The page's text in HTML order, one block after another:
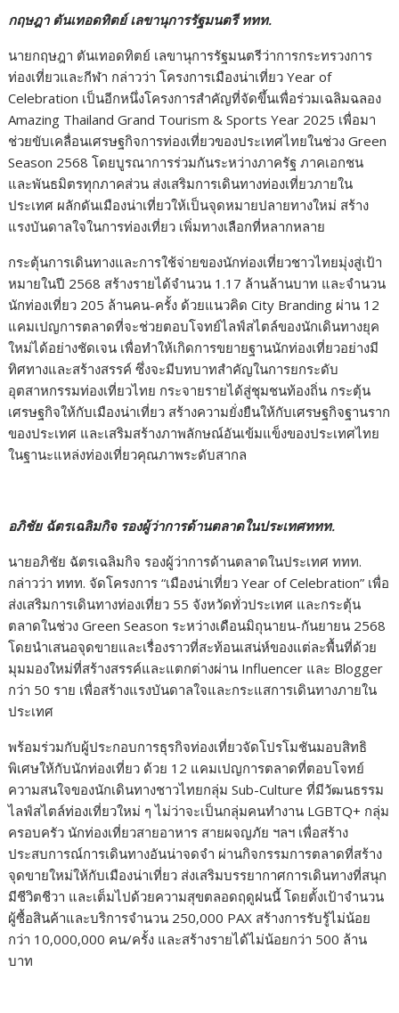
กฤษฎา ตันเทอดทิตย์ เลขานุการรัฐมนตรี ททท.
นายกฤษฎา ตันเทอดทิตย์ เลขานุการรัฐมนตรีว่าการกระทรวงการ
ท่องเที่ยวและกีฬา กล่าวว่า โครงการเมืองน่าเที่ยว Year of
Celebration เป็นอีกหนึ่งโครงการสำคัญที่จัดขึ้นเพื่อร่วมเฉลิมฉลอง
Amazing Thailand Grand Tourism & Sports Year 2025 เพื่อมา
ช่วยขับเคลื่อนเศรษฐกิจการท่องเที่ยวของประเทศไทยในช่วง Green
Season 2568 โดยบูรณาการร่วมกันระหว่างภาครัฐ ภาคเอกชน
และพันธมิตรทุกภาคส่วน ส่งเสริมการเดินทางท่องเที่ยวภายใน
ประเทศ ผลักดันเมืองน่าเที่ยวให้เป็นจุดหมายปลายทางใหม่ สร้าง
แรงบันดาลใจในการท่องเที่ยว เพิ่มทางเลือกที่หลากหลาย
กระตุ้นการเดินทางและการใช้จ่ายของนักท่องเที่ยวชาวไทยมุ่งสู่เป้า
หมายในปี 2568 สร้างรายได้จำนวน 1.17 ล้านล้านบาท และจำนวน
นักท่องเที่ยว 205 ล้านคน-ครั้ง ด้วยแนวคิด City Branding ผ่าน 12
แคมเปญการตลาดที่จะช่วยตอบโจทย์ไลฟ์สไตล์ของนักเดินทางยุค
ใหม่ได้อย่างชัดเจน เพื่อทำให้เกิดการขยายฐานนักท่องเที่ยวอย่างมี
ทิศทางและสร้างสรรค์ ซึ่งจะมีบทบาทสำคัญในการยกระดับ
อุตสาหกรรมท่องเที่ยวไทย กระจายรายได้สู่ชุมชนท้องถิ่น กระตุ้น
เศรษฐกิจให้กับเมืองน่าเที่ยว สร้างความยั่งยืนให้กับเศรษฐกิจฐานราก
ของประเทศ และเสริมสร้างภาพลักษณ์อันเข้มแข็งของประเทศไทย
ในฐานะแหล่งท่องเที่ยวคุณภาพระดับสากล
อภิชัย ฉัตรเฉลิมกิจ รองผู้ว่าการด้านตลาดในประเทศททท.
นายอภิชัย ฉัตรเฉลิมกิจ รองผู้ว่าการด้านตลาดในประเทศ ททท.
กล่าวว่า ททท. จัดโครงการ “เมืองน่าเที่ยว Year of Celebration” เพื่อ
ส่งเสริมการเดินทางท่องเที่ยว 55 จังหวัดทั่วประเทศ และกระตุ้น
ตลาดในช่วง Green Season ระหว่างเดือนมิถุนายน-กันยายน 2568
โดยนำเสนอจุดขายและเรื่องราวที่สะท้อนเสน่ห์ของแต่ละพื้นที่ด้วย
มุมมองใหม่ที่สร้างสรรค์และแตกต่างผ่าน Influencer และ Blogger
กว่า 50 ราย เพื่อสร้างแรงบันดาลใจและกระแสการเดินทางภายใน
ประเทศ
พร้อมร่วมกับผู้ประกอบการธุรกิจท่องเที่ยวจัดโปรโมชันมอบสิทธิ
พิเศษให้กับนักท่องเที่ยว ด้วย 12 แคมเปญการตลาดที่ตอบโจทย์
ความสนใจของนักเดินทางชาวไทยกลุ่ม Sub-Culture ที่มีวัฒนธรรม
ไลฟ์สไตล์ท่องเที่ยวใหม่ ๆ ไม่ว่าจะเป็นกลุ่มคนทำงาน LGBTQ+ กลุ่ม
ครอบครัว นักท่องเที่ยวสายอาหาร สายผจญภัย ฯลฯ เพื่อสร้าง
ประสบการณ์การเดินทางอันน่าจดจำ ผ่านกิจกรรมการตลาดที่สร้าง
จุดขายใหม่ให้กับเมืองน่าเที่ยว ส่งเสริมบรรยากาศการเดินทางที่สนุก
มีชีวิตชีวา และเต็มไปด้วยความสุขตลอดฤดูฝนนี้ โดยตั้งเป้าจำนวน
ผู้ซื้อสินค้าและบริการจำนวน 250,000 PAX สร้างการรับรู้ไม่น้อย
กว่า 10,000,000 คน/ครั้ง และสร้างรายได้ไม่น้อยกว่า 500 ล้าน
บาท